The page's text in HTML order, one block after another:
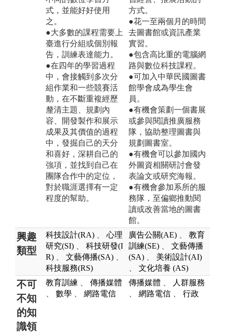
式，並能好好使用
之。
●大多數的課程需要上
臺進行分組或個別報
告，訓練表達能力。
●在四年的學習過程
中，會接觸到多次分
組作業和一些競賽活
動，在不斷重複經歷
釐清主題、規劃內
容、開發製作和展示
成果及其價值的過程
中，發掘自己的天分
和喜好，深耕自己的
強項，並找到自己在
團隊合作中的定位，
對於職涯選擇有一定
程度的幫助。
方式。
●花一至兩個月的時間
去圖書館或資訊產業
實習。
●包含高比重的電腦網
路與數位科技課程。
●可加入中華民國圖書
館學會成為學生會
員。
●有機會策劃一個書展
或參與閱讀推廣服務
隊，協助整理圖書與
規劃圖書室。
●有機會可以參加國內
外圖資相關研討會發
表論文或研究海報。
●有機會參加系所的服
務隊，至偏鄉推動閱
讀或改善當地的圖書
館。
興趣
類型
科技設計(RA)
心理
研究(SI)
科技研發(I
R)
文藝傳播(SA)
科技服務(RS)
廣告公關(AE)
教育
訓練(SE)
文藝傳播
(SA)
美術設計(AI)
文化培養 (AS)
不可
不知
的知
識領
教育訓練
傳播媒體
數學 網路電信
傳播媒體
人群服務
網路電信 行政